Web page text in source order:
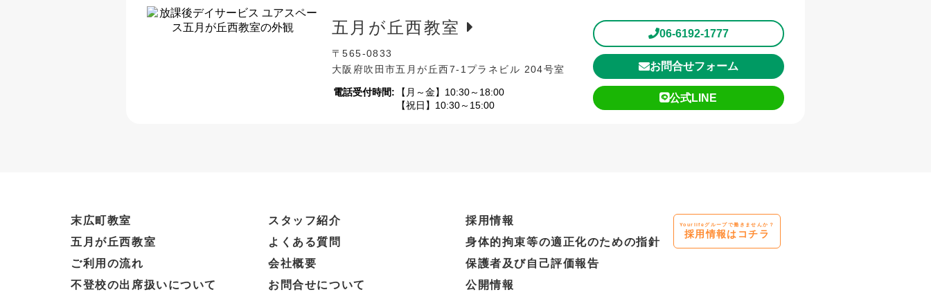
五月が丘西教室
〒565-0833
大阪府吹田市五月が丘西7-1 プラネビル 204号室
電話受付時間:
【月～金】10:30～18:00
【祝日】10:30～15:00
06-6192-1777
お問合せフォーム
公式LINE
末広町教室
五月が丘西教室
ご利用の流れ
不登校の出席扱いについて
スタッフ紹介
よくある質問
会社概要
お問合せについて
採用情報
身体的拘束等の適正化のための指針
保護者及び自己評価報告
公開情報
Yourlifeグループで働きませんか？
採用情報はコチラ